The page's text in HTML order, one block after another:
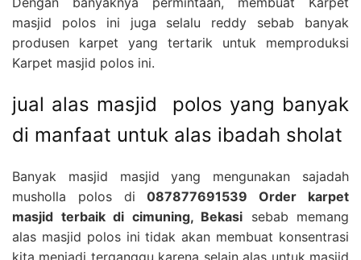
masjid polos ini juga selalu reddy sebab banyak
produsen karpet yang tertarik untuk memproduksi
Karpet masjid polos ini.
jual alas masjid polos yang banyak
di manfaat untuk alas ibadah sholat
Banyak masjid masjid yang mengunakan sajadah
musholla polos di087877691539 Order karpet
masjid terbaik di cimuning, Bekasi sebab memang
alas masjid polos ini tidak akan membuat konsentrasi
kita menjadi terganggu karena selain alas untuk masjid